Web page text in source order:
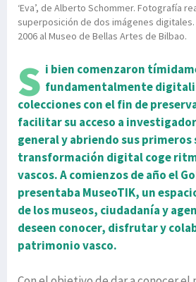
‘Eva’, de Alberto Schommer. Fotografía
superposición de dos imágenes
2006 al Museo de Bellas Artes de Bilbao.
S i bien comenzaron
fundamentalmente
colecciones con el fin de
facilitar su acceso a
general y abriendo sus
transformación digital coge
vascos. A comienzos de año el
presentaba MuseoTIK, un
de los museos, ciudadanía y
deseen conocer, disfrutar y
patrimonio vasco.